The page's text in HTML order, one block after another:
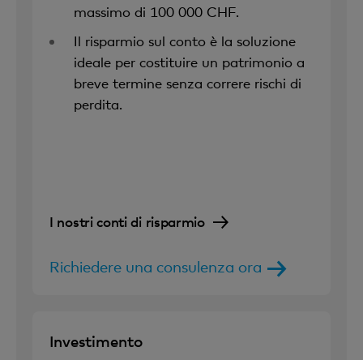
massimo di 100 000 CHF.
Il risparmio sul conto è la soluzione
ideale per costituire un patrimonio a
breve termine senza correre rischi di
perdita.
I nostri conti di risparmio
Richiedere una consulenza ora
Investimento